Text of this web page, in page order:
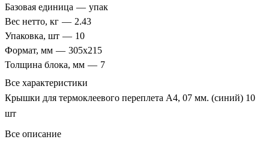
Базовая единица — упак
Вес нетто, кг — 2.43
Упаковка, шт — 10
Формат, мм — 305х215
Толщина блока, мм — 7
Все характеристики
Крышки для термоклеевого переплета А4, 07 мм. (синий) 10
шт
Все описание